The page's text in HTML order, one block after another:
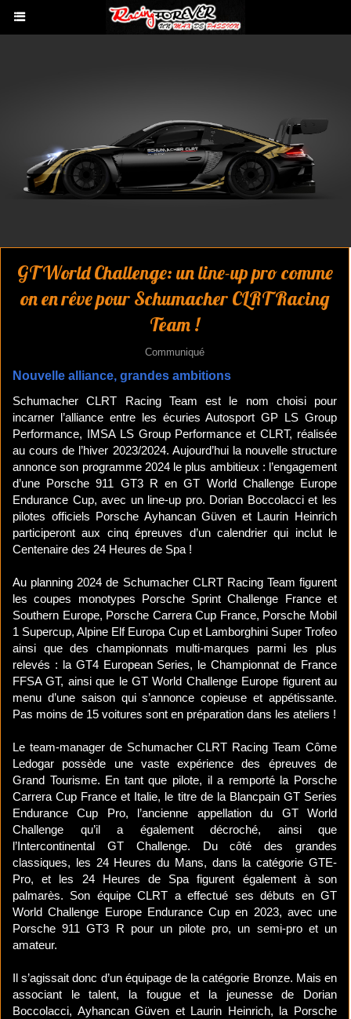
GT World Challenge: un line-up pro comme
on en rêve pour Schumacher CLRT Racing
Team !
Communiqué
Nouvelle alliance, grandes ambitions
Schumacher CLRT Racing Team est le nom choisi pour
incarner l’alliance entre les écuries Autosport GP LS Group
Performance, IMSA LS Group Performance et CLRT, réalisée
au cours de l’hiver 2023/2024. Aujourd’hui la nouvelle structure
annonce son programme 2024 le plus ambitieux : l’engagement
d’une Porsche 911 GT3 R en GT World Challenge Europe
Endurance Cup, avec un line-up pro. Dorian Boccolacci et les
pilotes officiels Porsche Ayhancan Güven et Laurin Heinrich
participeront aux cinq épreuves d’un calendrier qui inclut le
Centenaire des 24 Heures de Spa !
Au planning 2024 de Schumacher CLRT Racing Team figurent
les coupes monotypes Porsche Sprint Challenge France et
Southern Europe, Porsche Carrera Cup France, Porsche Mobil
1 Supercup, Alpine Elf Europa Cup et Lamborghini Super Trofeo
ainsi que des championnats multi-marques parmi les plus
relevés : la GT4 European Series, le Championnat de France
FFSA GT, ainsi que le GT World Challenge Europe figurent au
menu d’une saison qui s’annonce copieuse et appétissante.
Pas moins de 15 voitures sont en préparation dans les ateliers !
Le team-manager de Schumacher CLRT Racing Team Côme
Ledogar possède une vaste expérience des épreuves de
Grand Tourisme. En tant que pilote, il a remporté la Porsche
Carrera Cup France et Italie, le titre de la Blancpain GT Series
Endurance Cup Pro, l’ancienne appellation du GT World
Challenge qu’il a également décroché, ainsi que
l’Intercontinental GT Challenge. Du côté des grandes
classiques, les 24 Heures du Mans, dans la catégorie GTE-
Pro, et les 24 Heures de Spa figurent également à son
palmarès. Son équipe CLRT a effectué ses débuts en GT
World Challenge Europe Endurance Cup en 2023, avec une
Porsche 911 GT3 R pour un pilote pro, un semi-pro et un
amateur.
Il s’agissait donc d’un équipage de la catégorie Bronze. Mais en
associant le talent, la fougue et la jeunesse de Dorian
Boccolacci, Ayhancan Güven et Laurin Heinrich, la Porsche